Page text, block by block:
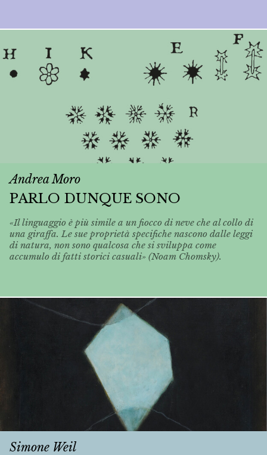
Andrea Moro
PARLO DUNQUE SONO
«Il linguaggio è più simile a un fiocco di neve che al collo di
una giraffa. Le sue proprietà specifiche nascono dalle leggi
di natura, non sono qualcosa che si sviluppa come
accumulo di fatti storici casuali» (Noam Chomsky).
Simone Weil